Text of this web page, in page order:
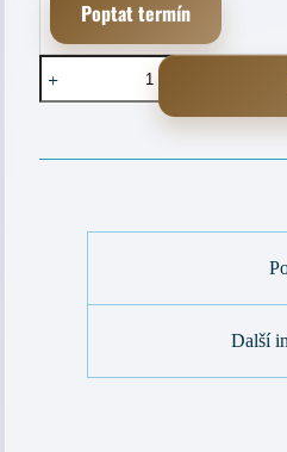
Poptat termín
Excel
umělou
se
Další